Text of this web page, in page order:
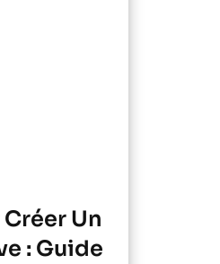
Un
: Guide